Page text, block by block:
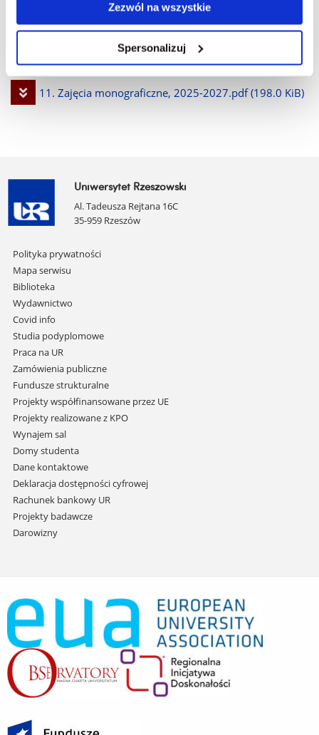
Zezwól na wszystkie
Spersonalizuj
10. Metodologia badań literaturoznawczych, 2025-
(222.0 KiB)
Pobierz
11. Zajęcia monograficzne, 2025-2027.pdf (198.0 KiB)
Uniwersytet Rzeszowski
Al. Tadeusza Rejtana 16C
35-959 Rzeszów
Pomiń
nawigację
i
przejdź
do
treści
Polityka prywatności
Mapa serwisu
Biblioteka
Wydawnictwo
Covid info
Studia podyplomowe
Praca na UR
Zamówienia publiczne
Fundusze strukturalne
Projekty współfinansowane przez UE
Projekty realizowane z KPO
Wynajem sal
Domy studenta
Dane kontaktowe
Deklaracja dostępności cyfrowej
Rachunek bankowy UR
Projekty badawcze
Darowizny